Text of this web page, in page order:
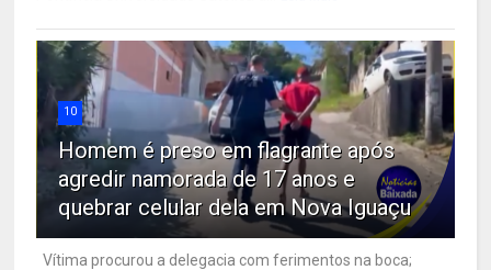
10
Homem é preso em flagrante após
agredir namorada de 17 anos e
quebrar celular dela em Nova Iguaçu
Vítima procurou a delegacia com ferimentos na boca;